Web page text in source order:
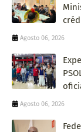
Agosto 06, 2026
Agosto 06, 2026